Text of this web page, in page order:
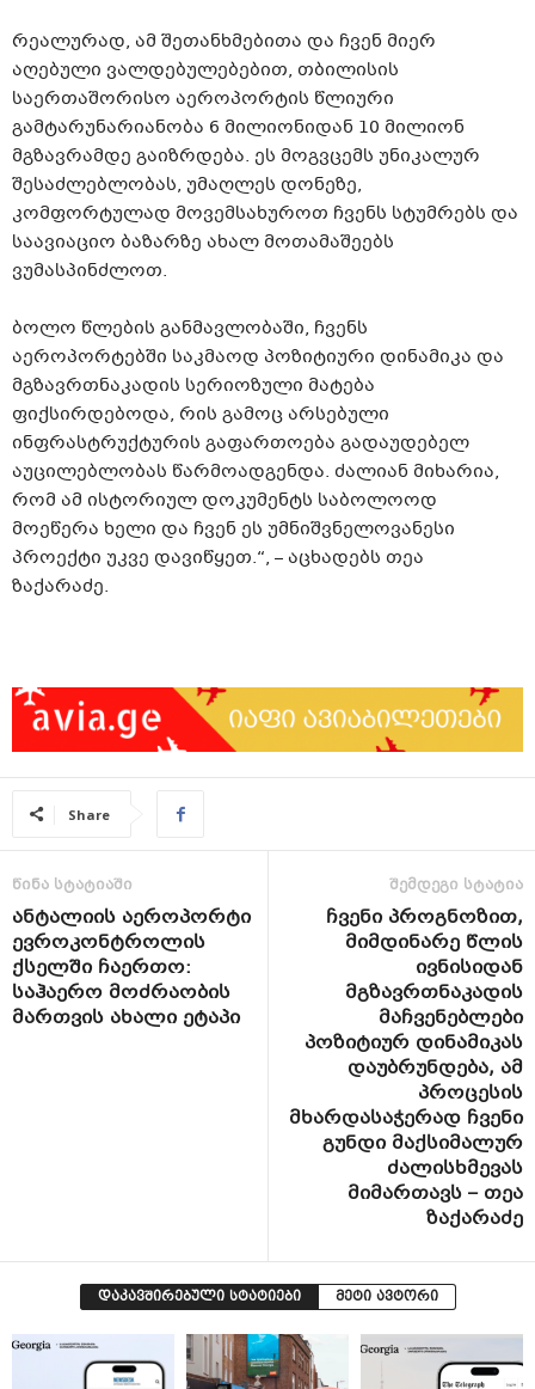
რეალურად, ამ შეთანხმებითა და ჩვენ მიერ
აღებული ვალდებულებებით, თბილისის
საერთაშორისო აეროპორტის წლიური
გამტარუნარიანობა 6 მილიონიდან 10 მილიონ
მგზავრამდე გაიზრდება. ეს მოგვცემს უნიკალურ
შესაძლებლობას, უმაღლეს დონეზე,
კომფორტულად მოვემსახუროთ ჩვენს სტუმრებს და
საავიაციო ბაზარზე ახალ მოთამაშეებს
ვუმასპინძლოთ.
ბოლო წლების განმავლობაში, ჩვენს
აეროპორტებში საკმაოდ პოზიტიური დინამიკა და
მგზავრთნაკადის სერიოზული მატება
ფიქსირდებოდა, რის გამოც არსებული
ინფრასტრუქტურის გაფართოება გადაუდებელ
აუცილებლობას წარმოადგენდა. ძალიან მიხარია,
რომ ამ ისტორიულ დოკუმენტს საბოლოოდ
მოეწერა ხელი და ჩვენ ეს უმნიშვნელოვანესი
პროექტი უკვე დავიწყეთ.“, – აცხადებს თეა
ზაქარაძე.
Share
წინა სტატიაში
ანტალიის აეროპორტი
ევროკონტროლის
ქსელში ჩაერთო:
საჰაერო მოძრაობის
მართვის ახალი ეტაპი
შემდეგი სტატია
ჩვენი პროგნოზით,
მიმდინარე წლის
ივნისიდან
მგზავრთნაკადის
მაჩვენებლები
პოზიტიურ დინამიკას
დაუბრუნდება, ამ
პროცესის
მხარდასაჭერად ჩვენი
გუნდი მაქსიმალურ
ძალისხმევას
მიმართავს – თეა
ზაქარაძე
დაკავშირებული სტატიები მეტი ავტორი